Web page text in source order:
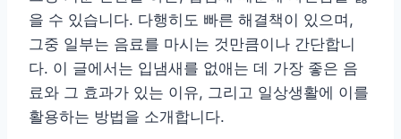
을 수 있습니다. 다행히도 빠른 해결책이 있으며,
그중 일부는 음료를 마시는 것만큼이나 간단합니
다. 이 글에서는 입냄새를 없애는 데 가장 좋은 음
료와 그 효과가 있는 이유, 그리고 일상생활에 이를
활용하는 방법을 소개합니다.